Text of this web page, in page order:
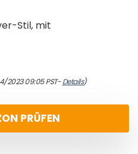
Stil, mit
2023 09:05 PST-Details)
PRÜFEN